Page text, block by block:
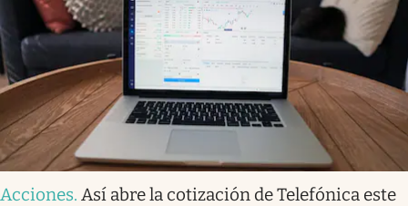
Acciones. Así abre la cotización de Telefónica este